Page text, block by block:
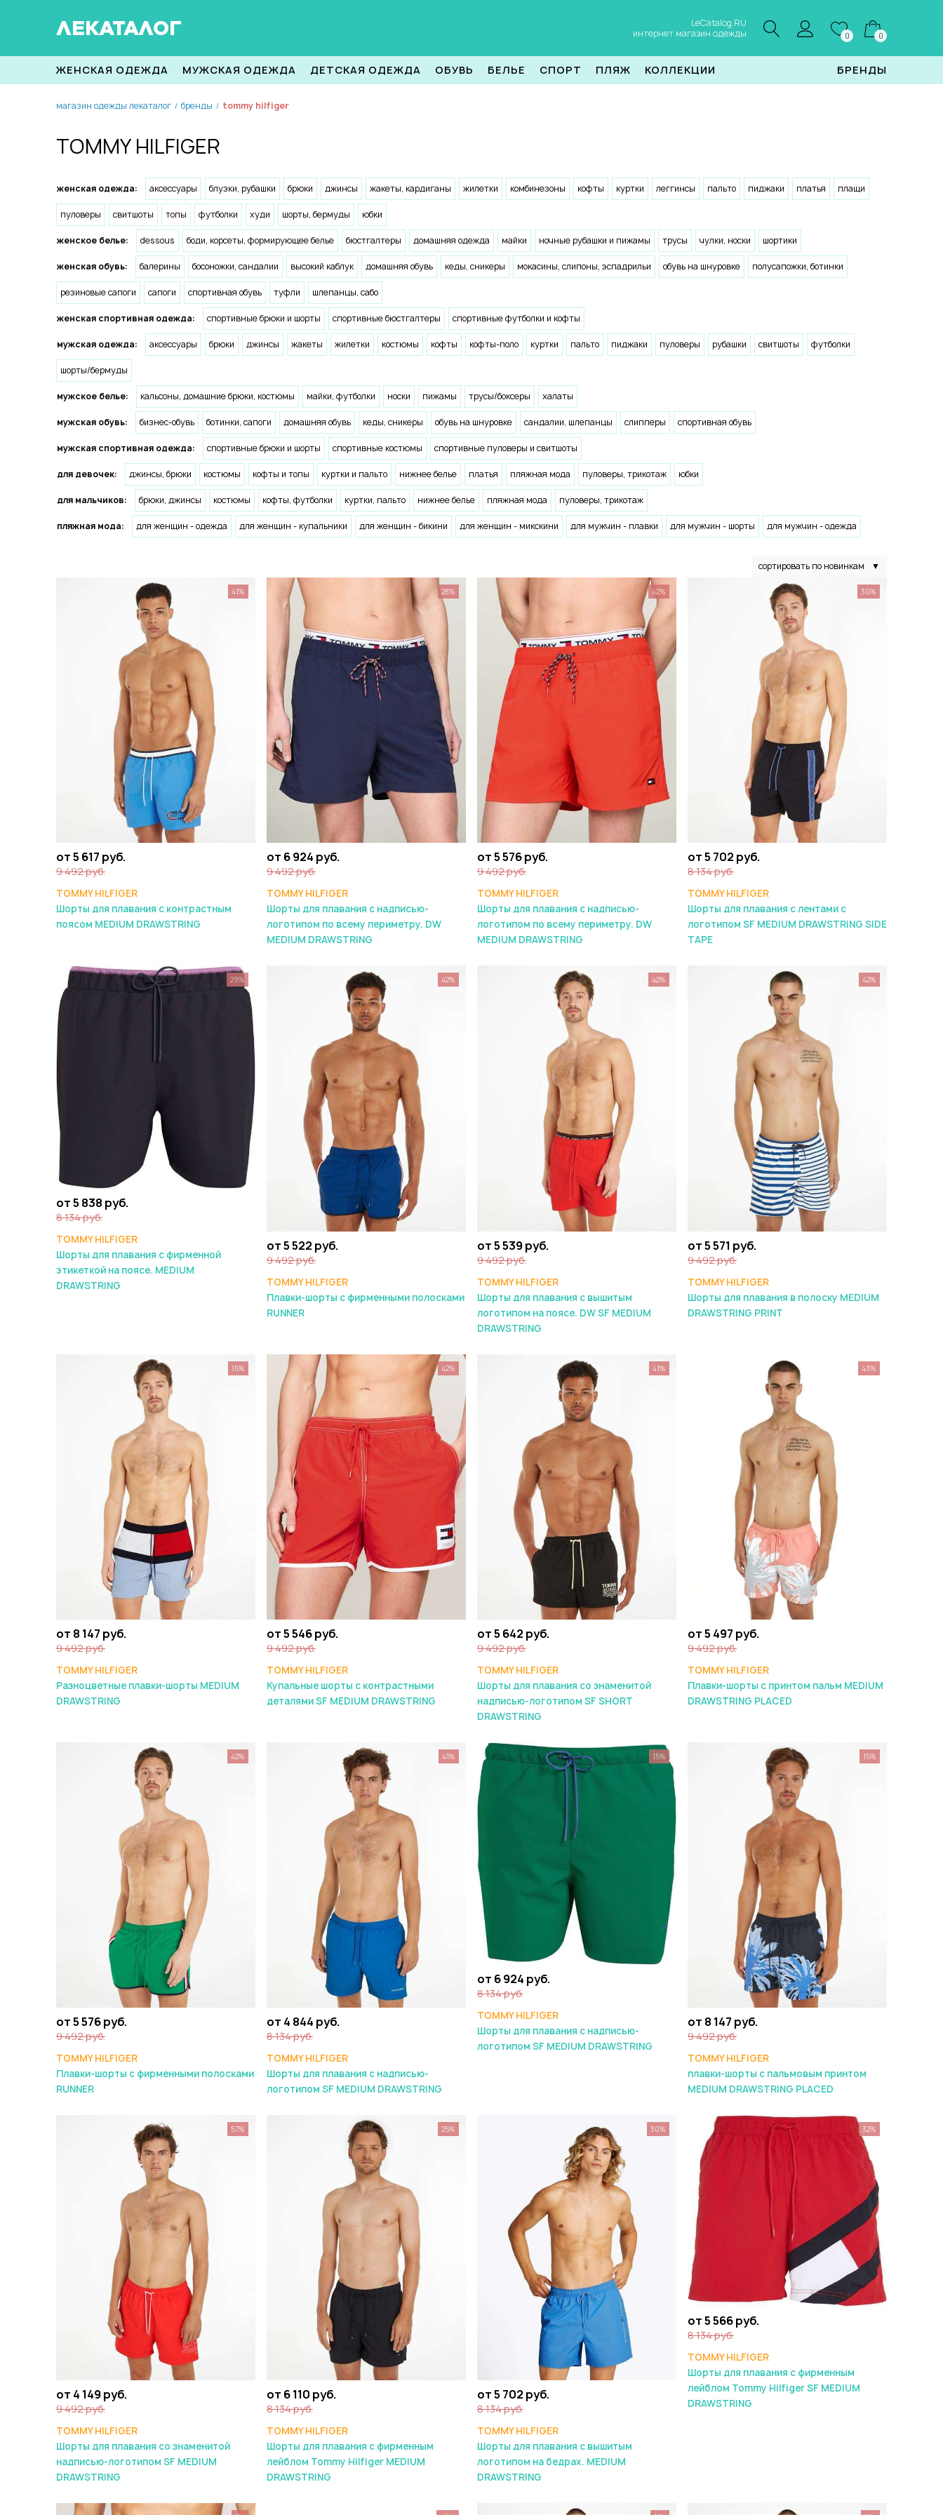
ЛЕКАТАЛОГ
LeCatalog.RU
интернет магазин одежды
0 0
ЖЕНСКАЯ ОДЕЖДА МУЖСКАЯ ОДЕЖДА ДЕТСКАЯ ОДЕЖДА ОБУВЬ БЕЛЬЕ СПОРТ ПЛЯЖ КОЛЛЕКЦИИ БРЕНДЫ
магазин одежды лекаталог / бренды / tommy hilfiger
TOMMY HILFIGER
женская одежда: аксессуары блузки, рубашки брюки джинсы жакеты, кардиганы жилетки комбинезоны кофты куртки леггинсы пальто пиджаки платья плащи
пуловеры свитшоты топы футболки худи шорты, бермуды юбки
женское белье: dessous боди, корсеты, формирующее белье бюстгалтеры домашняя одежда майки ночные рубашки и пижамы трусы чулки, носки шортики
женская обувь: балерины босоножки, сандалии высокий каблук домашняя обувь кеды, сникеры мокасины, слипоны, эспадрильи обувь на шнуровке полусапожки, ботинки
резиновые сапоги сапоги спортивная обувь туфли шлепанцы, сабо
женская спортивная одежда: спортивные брюки и шорты спортивные бюстгалтеры спортивные футболки и кофты
мужская одежда: аксессуары брюки джинсы жакеты жилетки костюмы кофты кофты-поло куртки пальто пиджаки пуловеры рубашки свитшоты футболки
шорты/бермуды
мужское белье: кальсоны, домашние брюки, костюмы майки, футболки носки пижамы трусы/боксеры халаты
мужская обувь: бизнес-обувь ботинки, сапоги домашняя обувь кеды, сникеры обувь на шнуровке сандалии, шлепанцы слипперы спортивная обувь
мужская спортивная одежда: спортивные брюки и шорты спортивные костюмы спортивные пуловеры и свитшоты
для девочек: джинсы, брюки костюмы кофты и топы куртки и пальто нижнее белье платья пляжная мода пуловеры, трикотаж юбки
для мальчиков: брюки, джинсы костюмы кофты, футболки куртки, пальто нижнее белье пляжная мода пуловеры, трикотаж
пляжная мода: для женщин - одежда для женщин - купальники для женщин - бикини для женщин - микскини для мужчин - плавки для мужчин - шорты для мужчин - одежда
сортировать по новинкам ▼
от 5 617 руб.
9 492 руб.
TOMMY HILFIGER
Шорты для плавания с контрастным
поясом MEDIUM DRAWSTRING
41%
от 6 924 руб.
9 492 руб.
TOMMY HILFIGER
Шорты для плавания с надписью-
логотипом по всему периметру. DW
MEDIUM DRAWSTRING
28%
от 5 576 руб.
9 492 руб.
TOMMY HILFIGER
Шорты для плавания с надписью-
логотипом по всему периметру. DW
MEDIUM DRAWSTRING
42%
от 5 702 руб.
8 134 руб.
TOMMY HILFIGER
Шорты для плавания с лентами с
логотипом SF MEDIUM DRAWSTRING SIDE
TAPE
30%
от 5 838 руб.
8 134 руб.
TOMMY HILFIGER
Шорты для плавания с фирменной
этикеткой на поясе. MEDIUM
DRAWSTRING
29%
от 5 522 руб.
9 492 руб.
TOMMY HILFIGER
Плавки-шорты с фирменными полосками
RUNNER
42%
от 5 539 руб.
9 492 руб.
TOMMY HILFIGER
Шорты для плавания с вышитым
логотипом на поясе. DW SF MEDIUM
DRAWSTRING
42%
от 5 571 руб.
9 492 руб.
TOMMY HILFIGER
Шорты для плавания в полоску MEDIUM
DRAWSTRING PRINT
42%
от 8 147 руб.
9 492 руб.
TOMMY HILFIGER
Разноцветные плавки-шорты MEDIUM
DRAWSTRING
15%
от 5 546 руб.
9 492 руб.
TOMMY HILFIGER
Купальные шорты с контрастными
деталями SF MEDIUM DRAWSTRING
42%
от 5 642 руб.
9 492 руб.
TOMMY HILFIGER
Шорты для плавания со знаменитой
надписью-логотипом SF SHORT
DRAWSTRING
41%
от 5 497 руб.
9 492 руб.
TOMMY HILFIGER
Плавки-шорты с принтом пальм MEDIUM
DRAWSTRING PLACED
43%
от 5 576 руб.
9 492 руб.
TOMMY HILFIGER
Плавки-шорты с фирменными полосками
RUNNER
42%
от 4 844 руб.
8 134 руб.
TOMMY HILFIGER
Шорты для плавания с надписью-
логотипом SF MEDIUM DRAWSTRING
41%
от 6 924 руб.
8 134 руб.
TOMMY HILFIGER
Шорты для плавания с надписью-
логотипом SF MEDIUM DRAWSTRING
15%
от 8 147 руб.
9 492 руб.
TOMMY HILFIGER
плавки-шорты с пальмовым принтом
MEDIUM DRAWSTRING PLACED
15%
от 4 149 руб.
9 492 руб.
TOMMY HILFIGER
Шорты для плавания со знаменитой
надписью-логотипом SF MEDIUM
DRAWSTRING
57%
от 6 110 руб.
8 134 руб.
TOMMY HILFIGER
Шорты для плавания с фирменным
лейблом Tommy Hilfiger MEDIUM
DRAWSTRING
25%
от 5 702 руб.
8 134 руб.
TOMMY HILFIGER
Шорты для плавания с вышитым
логотипом на бедрах. MEDIUM
DRAWSTRING
30%
от 5 566 руб.
8 134 руб.
TOMMY HILFIGER
Шорты для плавания с фирменным
лейблом Tommy Hilfiger SF MEDIUM
DRAWSTRING
32%